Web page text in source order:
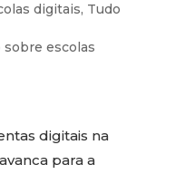
digitais, Tudo
sobre escolas
digitais na
para a